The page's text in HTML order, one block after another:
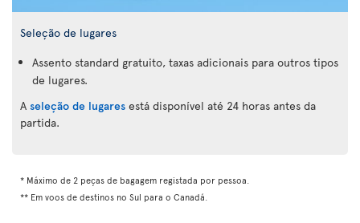
Seleção de lugares
Assento standard gratuito, taxas adicionais para outros tipos
de lugares.
A seleção de lugares está disponível até 24 horas antes da
partida.
* Máximo de 2 peças de bagagem registada por pessoa.
** Em voos de destinos no Sul para o Canadá.